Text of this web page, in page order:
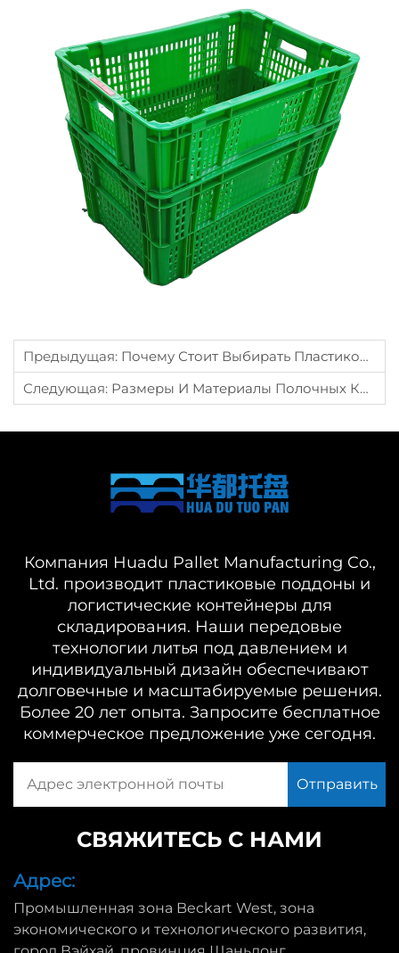
Предыдущая: Почему Стоит Выбирать Пластиковые Контейнеры Для Пищевых Продуктов И Сырья?
Следующая: Размеры И Материалы Полочных Коробов
Компания Huadu Pallet Manufacturing Co.,
Ltd. производит пластиковые поддоны и
логистические контейнеры для
складирования. Наши передовые
технологии литья под давлением и
индивидуальный дизайн обеспечивают
долговечные и масштабируемые решения.
Более 20 лет опыта. Запросите бесплатное
коммерческое предложение уже сегодня.
СВЯЖИТЕСЬ С НАМИ
Адрес:
Промышленная зона Beckart West, зона
экономического и технологического развития,